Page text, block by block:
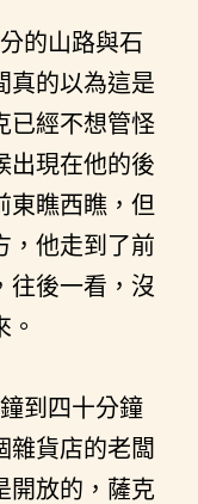
的山路與石
真的以為這是
已經不想管怪
出現在他的後
東瞧西瞧，但
，他走到了前
往後一看，沒
到四十分鐘
雜貨店的老闆
開放的，薩克